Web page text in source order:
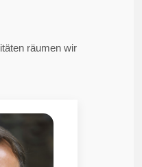
räumen wir